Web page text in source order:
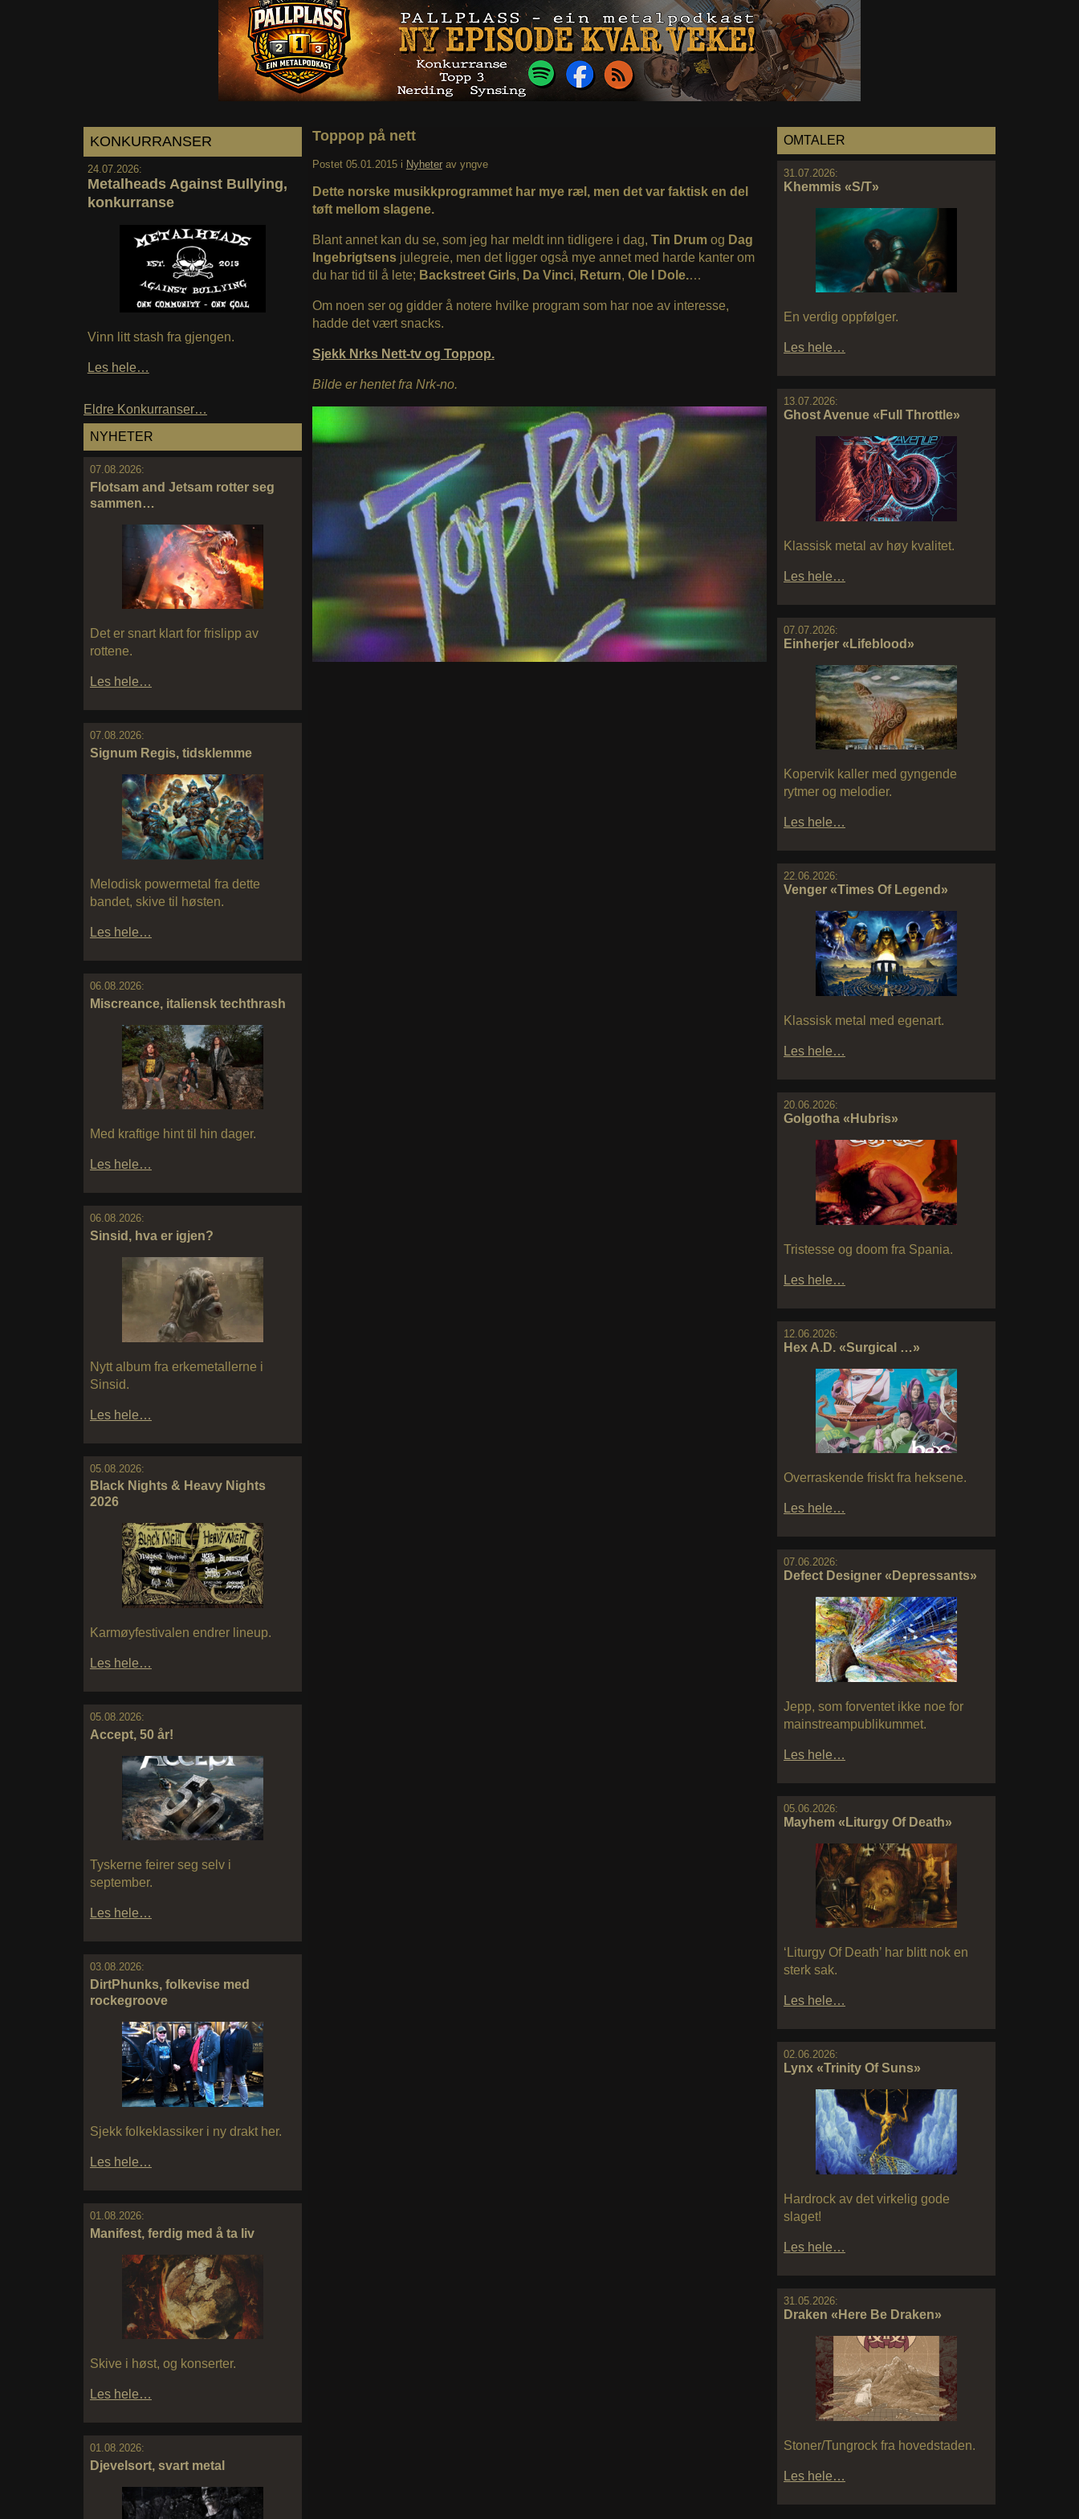
KONKURRANSER
24.07.2026:
Metalheads Against Bullying,
konkurranse
Vinn litt stash fra gjengen.
Les hele…
Eldre Konkurranser…
NYHETER
07.08.2026:
Flotsam and Jetsam rotter seg
sammen…
Det er snart klart for frislipp av
rottene.
Les hele…
07.08.2026:
Signum Regis, tidsklemme
Melodisk powermetal fra dette
bandet, skive til høsten.
Les hele…
06.08.2026:
Miscreance, italiensk techthrash
Med kraftige hint til hin dager.
Les hele…
06.08.2026:
Sinsid, hva er igjen?
Nytt album fra erkemetallerne i
Sinsid.
Les hele…
05.08.2026:
Black Nights & Heavy Nights
2026
Karmøyfestivalen endrer lineup.
Les hele…
05.08.2026:
Accept, 50 år!
Tyskerne feirer seg selv i
september.
Les hele…
03.08.2026:
DirtPhunks, folkevise med
rockegroove
Sjekk folkeklassiker i ny drakt her.
Les hele…
01.08.2026:
Manifest, ferdig med å ta liv
Skive i høst, og konserter.
Les hele…
01.08.2026:
Djevelsort, svart metal
OMTALER
31.07.2026:
Khemmis «S/T»
En verdig oppfølger.
Les hele…
13.07.2026:
Ghost Avenue «Full Throttle»
Klassisk metal av høy kvalitet.
Les hele…
07.07.2026:
Einherjer «Lifeblood»
Kopervik kaller med gyngende
rytmer og melodier.
Les hele…
22.06.2026:
Venger «Times Of Legend»
Klassisk metal med egenart.
Les hele…
20.06.2026:
Golgotha «Hubris»
Tristesse og doom fra Spania.
Les hele…
12.06.2026:
Hex A.D. «Surgical …»
Overraskende friskt fra heksene.
Les hele…
07.06.2026:
Defect Designer «Depressants»
Jepp, som forventet ikke noe for
mainstreampublikummet.
Les hele…
05.06.2026:
Mayhem «Liturgy Of Death»
‘Liturgy Of Death’ har blitt nok en
sterk sak.
Les hele…
02.06.2026:
Lynx «Trinity Of Suns»
Hardrock av det virkelig gode
slaget!
Les hele…
31.05.2026:
Draken «Here Be Draken»
Stoner/Tungrock fra hovedstaden.
Les hele…
Toppop på nett
Postet 05.01.2015 i Nyheter av yngve
Dette norske musikkprogrammet har mye ræl, men det var faktisk en del
tøft mellom slagene.
Blant annet kan du se, som jeg har meldt inn tidligere i dag, Tin Drumog Dag
Ingebrigtsensjulegreie, men det ligger også mye annet med harde kanter om
du har tid til å lete; Backstreet Girls, Da Vinci, Return, Ole I Dole.…
Om noen ser og gidder å notere hvilke program som har noe av interesse,
hadde det vært snacks.
Sjekk Nrks Nett-tv og Toppop.
Bilde er hentet fra Nrk-no.